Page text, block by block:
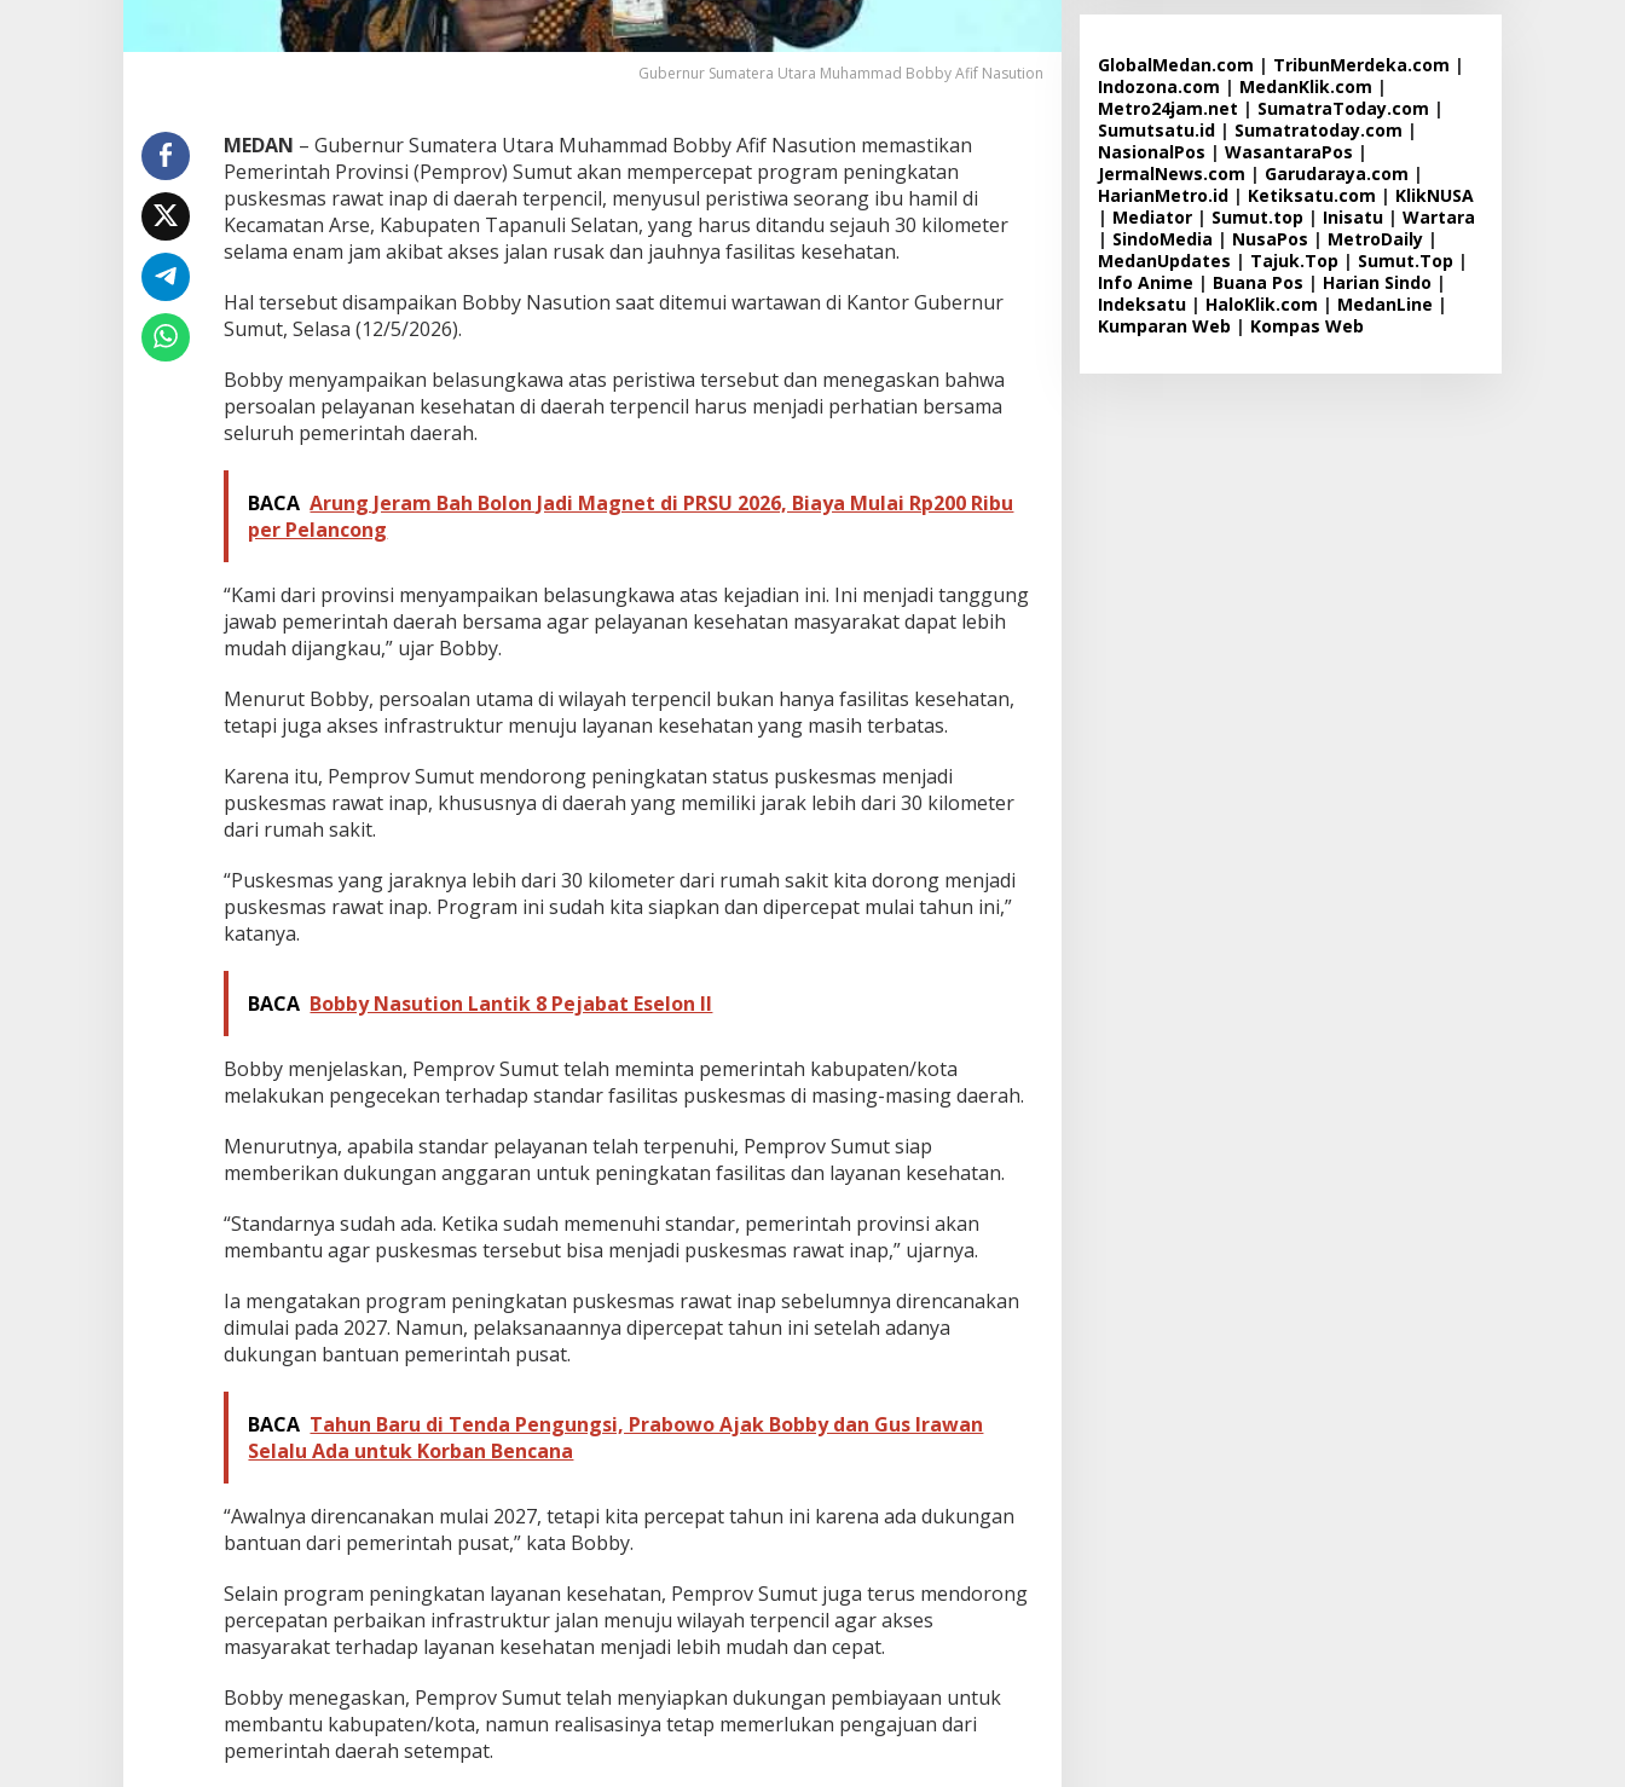
s
R
a
n
a
p
u
n
u
k
D
e
r
a
h
e
r
p
c
i
l
i
S
u
u
t
Gubernur Sumatera Utara Muhammad Bobby Afif Nasution
MEDAN – Gubernur Sumatera Utara Muhammad Bobby Afif Nasution memastikan
Pemerintah Provinsi (Pemprov) Sumut akan mempercepat program peningkatan
puskesmas rawat inap di daerah terpencil, menyusul peristiwa seorang ibu hamil di
Kecamatan Arse, Kabupaten Tapanuli Selatan, yang harus ditandu sejauh 30 kilometer
selama enam jam akibat akses jalan rusak dan jauhnya fasilitas kesehatan.
Hal tersebut disampaikan Bobby Nasution saat ditemui wartawan di Kantor Gubernur
Sumut, Selasa (12/5/2026).
Bobby menyampaikan belasungkawa atas peristiwa tersebut dan menegaskan bahwa
persoalan pelayanan kesehatan di daerah terpencil harus menjadi perhatian bersama
seluruh pemerintah daerah.
BACA Arung Jeram Bah Bolon Jadi Magnet di PRSU 2026, Biaya Mulai Rp200 Ribu
per Pelancong
“Kami dari provinsi menyampaikan belasungkawa atas kejadian ini. Ini menjadi tanggung
jawab pemerintah daerah bersama agar pelayanan kesehatan masyarakat dapat lebih
mudah dijangkau,” ujar Bobby.
Menurut Bobby, persoalan utama di wilayah terpencil bukan hanya fasilitas kesehatan,
tetapi juga akses infrastruktur menuju layanan kesehatan yang masih terbatas.
Karena itu, Pemprov Sumut mendorong peningkatan status puskesmas menjadi
puskesmas rawat inap, khususnya di daerah yang memiliki jarak lebih dari 30 kilometer
dari rumah sakit.
“Puskesmas yang jaraknya lebih dari 30 kilometer dari rumah sakit kita dorong menjadi
puskesmas rawat inap. Program ini sudah kita siapkan dan dipercepat mulai tahun ini,”
katanya.
BACA Bobby Nasution Lantik 8 Pejabat Eselon II
Bobby menjelaskan, Pemprov Sumut telah meminta pemerintah kabupaten/kota
melakukan pengecekan terhadap standar fasilitas puskesmas di masing-masing daerah.
Menurutnya, apabila standar pelayanan telah terpenuhi, Pemprov Sumut siap
memberikan dukungan anggaran untuk peningkatan fasilitas dan layanan kesehatan.
“Standarnya sudah ada. Ketika sudah memenuhi standar, pemerintah provinsi akan
membantu agar puskesmas tersebut bisa menjadi puskesmas rawat inap,” ujarnya.
Ia mengatakan program peningkatan puskesmas rawat inap sebelumnya direncanakan
dimulai pada 2027. Namun, pelaksanaannya dipercepat tahun ini setelah adanya
dukungan bantuan pemerintah pusat.
BACA Tahun Baru di Tenda Pengungsi, Prabowo Ajak Bobby dan Gus Irawan
Selalu Ada untuk Korban Bencana
“Awalnya direncanakan mulai 2027, tetapi kita percepat tahun ini karena ada dukungan
bantuan dari pemerintah pusat,” kata Bobby.
Selain program peningkatan layanan kesehatan, Pemprov Sumut juga terus mendorong
percepatan perbaikan infrastruktur jalan menuju wilayah terpencil agar akses
masyarakat terhadap layanan kesehatan menjadi lebih mudah dan cepat.
Bobby menegaskan, Pemprov Sumut telah menyiapkan dukungan pembiayaan untuk
membantu kabupaten/kota, namun realisasinya tetap memerlukan pengajuan dari
pemerintah daerah setempat.
GlobalMedan.com | TribunMerdeka.com |
Indozona.com | MedanKlik.com |
Metro24jam.net | SumatraToday.com |
Sumutsatu.id| Sumatratoday.com |
NasionalPos | WasantaraPos |
JermalNews.com | Garudaraya.com |
HarianMetro.id| Ketiksatu.com | KlikNUSA
| Mediator| Sumut.top | Inisatu| Wartara
| SindoMedia | NusaPos | MetroDaily|
MedanUpdates | Tajuk.Top | Sumut.Top |
Info Anime | Buana Pos | Harian Sindo |
Indeksatu| HaloKlik.com | MedanLine |
Kumparan Web | Kompas Web